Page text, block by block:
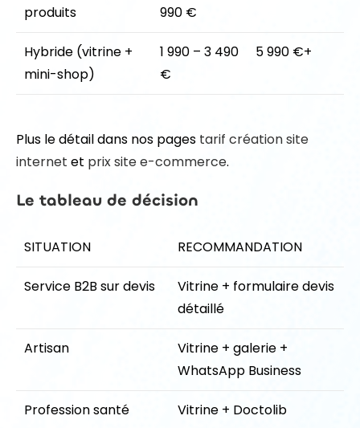
produits
990 €
Hybride (vitrine +
mini-shop)
1 990 – 3 490
€
5 990 €+
Plus le détail dans nos pages tarif création site
internet et prix site e-commerce.
Le tableau de décision
SITUATION RECOMMANDATION
Service B2B sur devis
Vitrine + formulaire devis
détaillé
Artisan
Vitrine + galerie +
WhatsApp Business
Profession santé Vitrine + Doctolib